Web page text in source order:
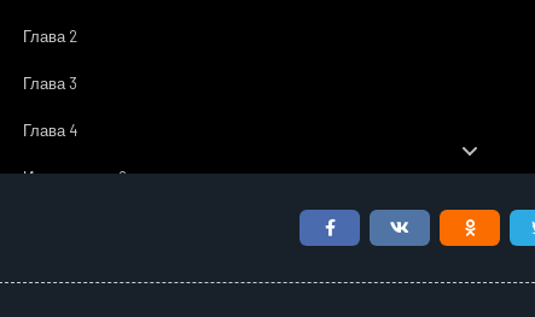
Глава 2
Глава 3
Глава 4
Интерлюдия 2